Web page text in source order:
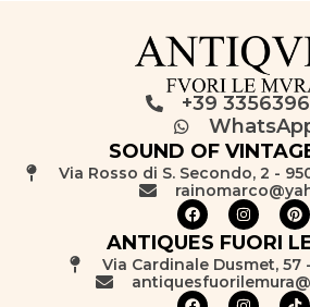
+39
SOUND OF
Via Rosso di S. Secondo, 2 -
ANTIQUES FUORI
Via Cardinale Dusmet, 57